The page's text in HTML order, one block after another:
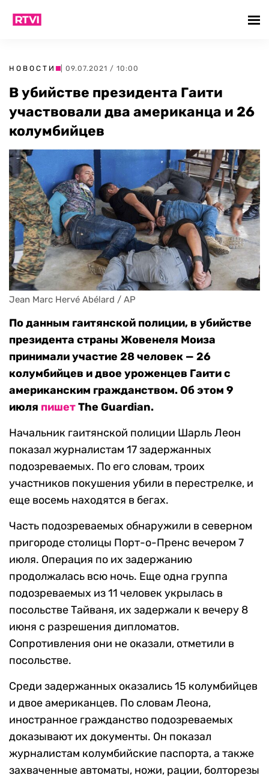
НОВОСТИ | 09.07.2021 / 10:00
В убийстве президента Гаити
участвовали два американца и 26
колумбийцев
Jean Marc Hervé Abélard / AP
По данным гаитянской полиции, в убийстве
президента страны Жовенеля Моиза
принимали участие 28 человек — 26
колумбийцев и двое уроженцев Гаити с
американским гражданством. Об этом 9
июля пишетThe Guardian.
Начальник гаитянской полиции Шарль Леон
показал журналистам 17 задержанных
подозреваемых. По его словам, троих
участников покушения убили в перестрелке, и
еще восемь находятся в бегах.
Часть подозреваемых обнаружили в северном
пригороде столицы Порт-о-Пренс вечером 7
июля. Операция по их задержанию
продолжалась всю ночь. Еще одна группа
подозреваемых из 11 человек укрылась в
посольстве Тайваня, их задержали к вечеру 8
июня с разрешения дипломатов.
Сопротивления они не оказали, отметили в
посольстве.
Среди задержанных оказались 15 колумбийцев
и двое американцев. По словам Леона,
иностранное гражданство подозреваемых
доказывают их документы. Он показал
журналистам колумбийские паспорта, а также
захваченные автоматы, ножи, рации, болторезы